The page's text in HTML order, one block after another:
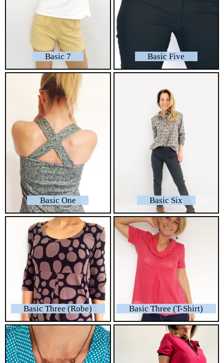
Basic 7 Basic Five
Basic One Basic Six
Basic Three (Robe) Basic Three (T-Shirt)